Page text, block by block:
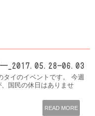
ー_2017.05.28-06.03
タイのイベントです。 今週
国民の休日はありませ
READ MORE